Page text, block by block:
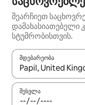
შეარჩიეთ
დამახასიათებელი
სტუმრობისთვის.
მდებარეობა
როცა შედეგები
შესვლა